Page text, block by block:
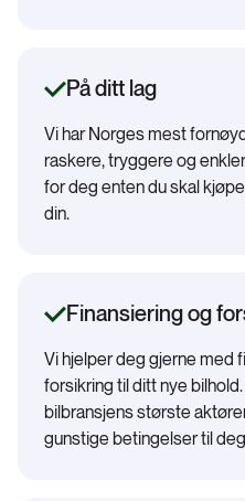
På ditt lag
Vi har Norges mest
raskere, tryggere og
for deg enten du skal
din.
Finansiering og
Vi hjelper deg gjerne med
forsikring til ditt nye
bilbransjens største
gunstige betingelser til